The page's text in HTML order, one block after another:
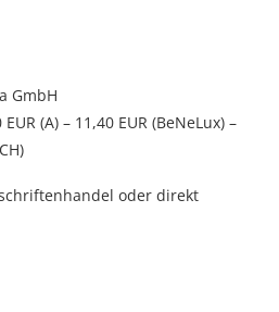
GmbH
(A) – 11,40 EUR (BeNeLux) –
oder direkt